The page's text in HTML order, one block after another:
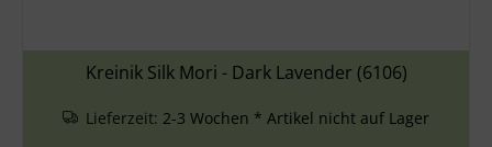
Kreinik Silk Mori - Dark Lavender (6106)
Lieferzeit: 2-3 Wochen * Artikel nicht auf Lager